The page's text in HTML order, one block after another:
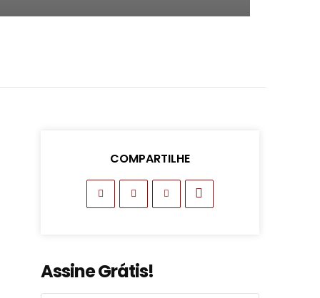
COMPARTILHE
Assine Grátis!